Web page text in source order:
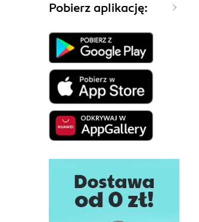
Pobierz aplikację: